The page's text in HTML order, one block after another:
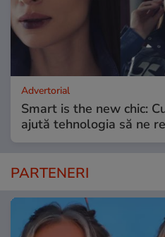
Advertorial
Smart is the new chic:
ajută tehnologia să ne
PARTENERI